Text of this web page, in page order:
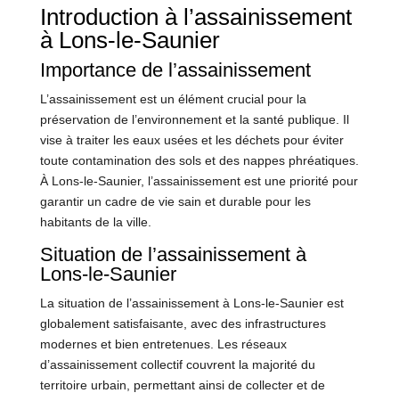
Introduction à l’assainissement
à Lons-le-Saunier
Importance de l’assainissement
L’assainissement est un élément crucial pour la
préservation de l’environnement et la santé publique. Il
vise à traiter les eaux usées et les déchets pour éviter
toute contamination des sols et des nappes phréatiques.
À Lons-le-Saunier, l’assainissement est une priorité pour
garantir un cadre de vie sain et durable pour les
habitants de la ville.
Situation de l’assainissement à
Lons-le-Saunier
La situation de l’assainissement à Lons-le-Saunier est
globalement satisfaisante, avec des infrastructures
modernes et bien entretenues. Les réseaux
d’assainissement collectif couvrent la majorité du
territoire urbain, permettant ainsi de collecter et de